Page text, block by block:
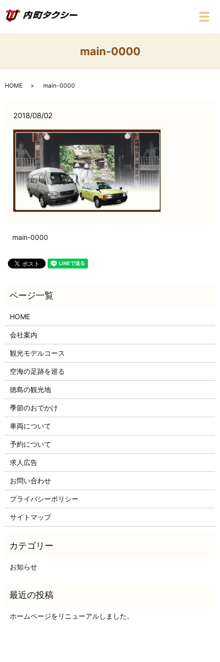
メ
main-0000
HOME main-0000
2018/08/02
main-0000
HOME
会社案内
観光モデルコース
空海の足跡を巡る
徳島の観光地
季節のおでかけ
車両について
予約について
求人広告
お問い合わせ
プライバシーポリシー
サイトマップ
お知らせ
ホームページをリニューアルしました。